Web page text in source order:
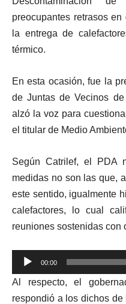
preocupantes retrasos
la entrega de
térmico.
En esta ocasión, fue la
de Juntas de Vecinos
alzó la voz para
el titular de Medio
Según Catrilef, el PDA
medidas no son las que,
este sentido, igualmente
calefactores, lo cual
reuniones sostenidas con
Reproductor
de
audio
00:00
Al respecto, el
respondió a los dichos